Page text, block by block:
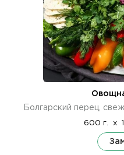
Болгарский перец,
600 г. x